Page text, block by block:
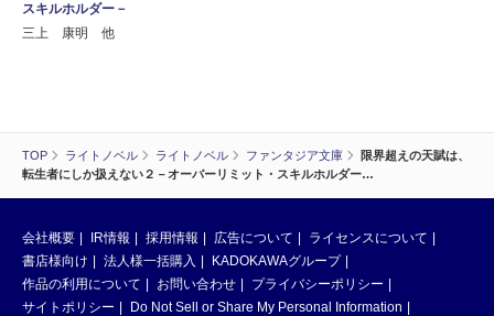
TOP ライトノベル ライトノベル ファンタジア文庫
限界超えの天賦は、
転生者にしか扱えない２－オーバーリミット・スキルホルダー…
スキルホルダー－
三上 康明 他
会社概要 IR情報 採用情報 広告について
ライセンスについて
書店様向け
法人様一括購入
KADOKAWAグループ
作品の利用について
お問い合わせ
プライバシーポリシー
サイトポリシー
Do Not Sell or Share My Personal Information